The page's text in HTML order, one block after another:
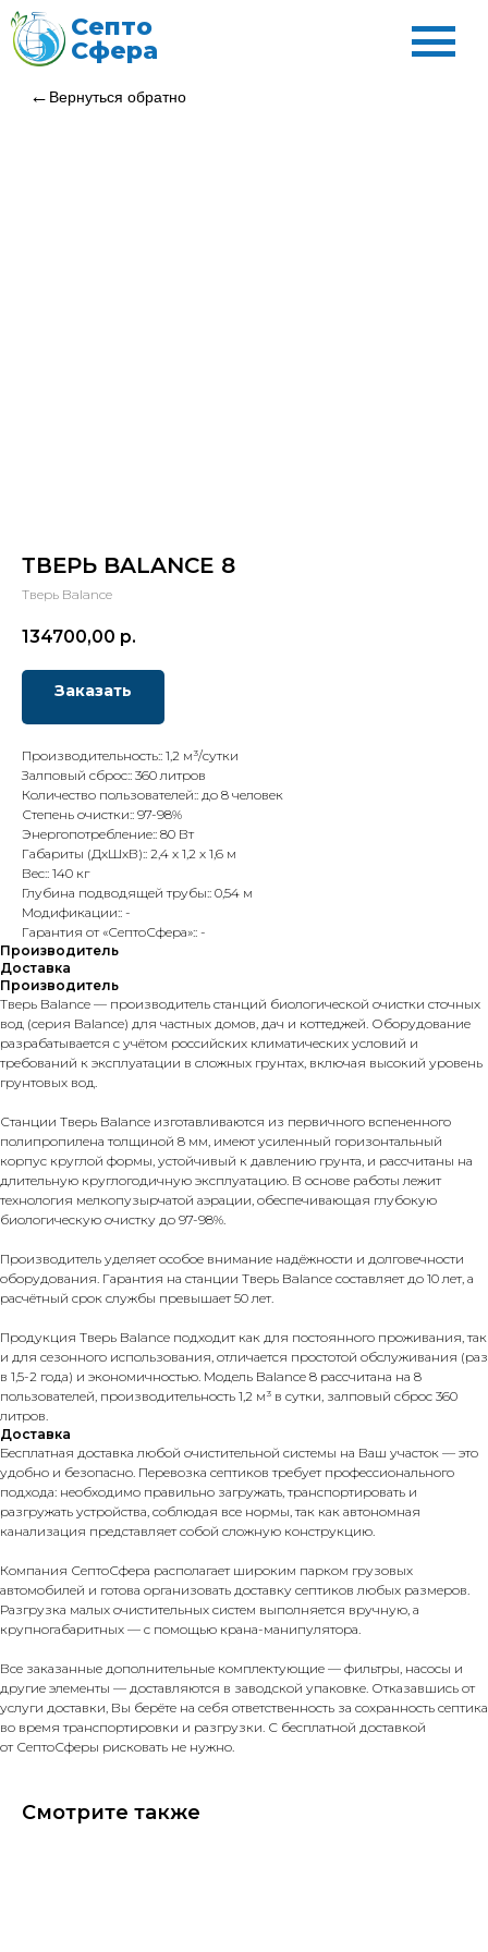
Септо
Сфера
Вернуться обратно
ТВЕРЬ BALANCE 8
Тверь Balance
134700,00 р.
Заказать
Производительность:: 1,2 м³/сутки
Залповый сброс:: 360 литров
Количество пользователей:: до 8 человек
Степень очистки:: 97-98%
Энергопотребление:: 80 Вт
Габариты (ДхШхВ):: 2,4 х 1,2 х 1,6 м
Вес:: 140 кг
Глубина подводящей трубы:: 0,54 м
Модификации:: -
Гарантия от «СептоСфера»:: -
Производитель
Доставка
Производитель
Тверь Balance — производитель станций биологической очистки сточных
вод (серия Balance) для частных домов, дач и коттеджей. Оборудование
разрабатывается с учётом российских климатических условий и
требований к эксплуатации в сложных грунтах, включая высокий уровень
грунтовых вод.
Станции Тверь Balance изготавливаются из первичного вспененного
полипропилена толщиной 8 мм, имеют усиленный горизонтальный
корпус круглой формы, устойчивый к давлению грунта, и рассчитаны на
длительную круглогодичную эксплуатацию. В основе работы лежит
технология мелкопузырчатой аэрации, обеспечивающая глубокую
биологическую очистку до 97-98%.
Производитель уделяет особое внимание надёжности и долговечности
оборудования. Гарантия на станции Тверь Balance составляет до 10 лет, а
расчётный срок службы превышает 50 лет.
Продукция Тверь Balance подходит как для постоянного проживания, так
и для сезонного использования, отличается простотой обслуживания (раз
в 1,5-2 года) и экономичностью. Модель Balance 8 рассчитана на 8
пользователей, производительность 1,2 м³ в сутки, залповый сброс 360
литров.
Доставка
Бесплатная доставка любой очистительной системы на Ваш участок — это
удобно и безопасно. Перевозка септиков требует профессионального
подхода: необходимо правильно загружать, транспортировать и
разгружать устройства, соблюдая все нормы, так как автономная
канализация представляет собой сложную конструкцию.
Компания СептоСфера располагает широким парком грузовых
автомобилей и готова организовать доставку септиков любых размеров.
Разгрузка малых очистительных систем выполняется вручную, а
крупногабаритных — с помощью крана-манипулятора.
Все заказанные дополнительные комплектующие — фильтры, насосы и
другие элементы — доставляются в заводской упаковке. Отказавшись от
услуги доставки, Вы берёте на себя ответственность за сохранность септика
во время транспортировки и разгрузки. С бесплатной доставкой
от СептоСферы рисковать не нужно.
Смотрите также